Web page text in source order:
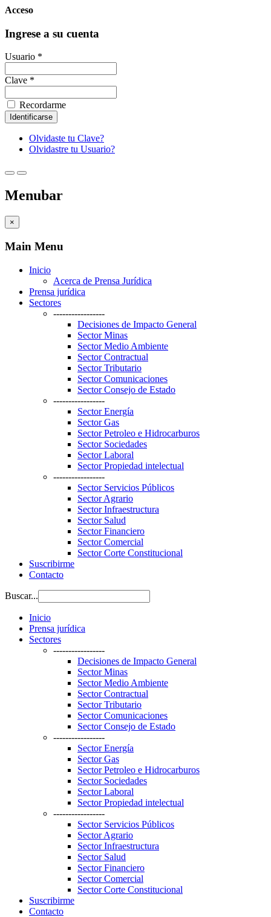
Acceso
Ingrese a su cuenta
Usuario *
Clave *
Recordarme
Olvidaste tu Clave?
Olvidastre tu Usuario?
Menubar
×
Main Menu
Inicio
Acerca de Prensa Jurídica
Prensa jurídica
Sectores
-----------------
Decisiones de Impacto General
Sector Minas
Sector Medio Ambiente
Sector Contractual
Sector Tributario
Sector Comunicaciones
Sector Consejo de Estado
-----------------
Sector Energía
Sector Gas
Sector Petroleo e Hidrocarburos
Sector Sociedades
Sector Laboral
Sector Propiedad intelectual
-----------------
Sector Servicios Públicos
Sector Agrario
Sector Infraestructura
Sector Salud
Sector Financiero
Sector Comercial
Sector Corte Constitucional
Suscribirme
Contacto
Buscar...
Inicio
Prensa jurídica
Sectores
-----------------
Decisiones de Impacto General
Sector Minas
Sector Medio Ambiente
Sector Contractual
Sector Tributario
Sector Comunicaciones
Sector Consejo de Estado
-----------------
Sector Energía
Sector Gas
Sector Petroleo e Hidrocarburos
Sector Sociedades
Sector Laboral
Sector Propiedad intelectual
-----------------
Sector Servicios Públicos
Sector Agrario
Sector Infraestructura
Sector Salud
Sector Financiero
Sector Comercial
Sector Corte Constitucional
Suscribirme
Contacto